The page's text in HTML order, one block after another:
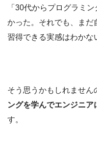
「30代からプログラミ
かった。それでも、まだ
習得できる実感はわかな
そう思うかもしれません
ングを学んでエンジニア
す。